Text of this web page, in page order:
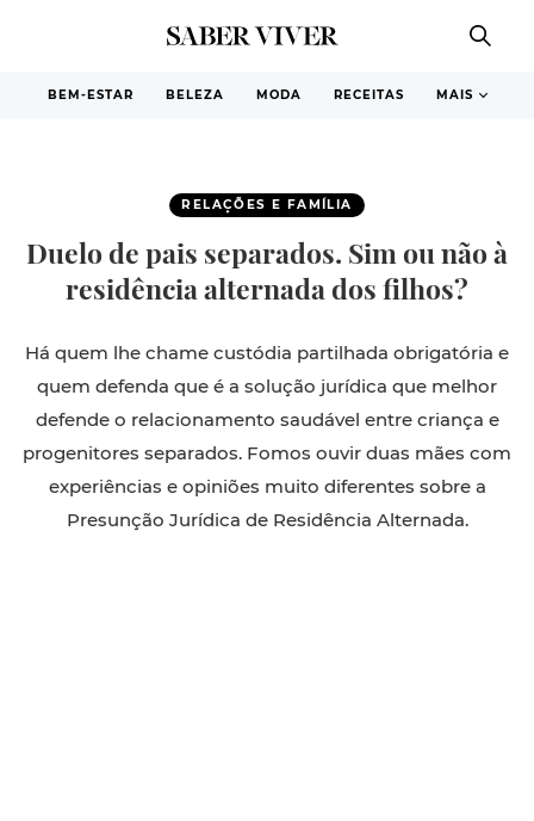
BEM-ESTAR BELEZA MODA RECEITAS MAIS
RELAÇÕES E FAMÍLIA
Duelo de pais separados. Sim ou não à
residência alternada dos filhos?
Há quem lhe chame custódia partilhada obrigatória e
quem defenda que é a solução jurídica que melhor
defende o relacionamento saudável entre criança e
progenitores separados. Fomos ouvir duas mães com
experiências e opiniões muito diferentes sobre a
Presunção Jurídica de Residência Alternada.